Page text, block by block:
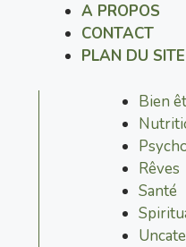
A PROPOS
CONTACT
PLAN DU SITE
Bien
Rêves
Santé